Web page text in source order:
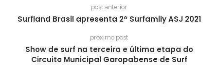
post anterior
Surfland Brasil apresenta 2º Surfamily ASJ 2021
próximo post
Show de surf na terceira e última etapa do
Circuito Municipal Garopabense de Surf